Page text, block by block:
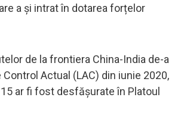
a și intrat în dotarea forțelor
de la frontiera China-India de-a
Control Actual (LAC) din iunie 2020,
ar fi fost desfășurate în Platoul